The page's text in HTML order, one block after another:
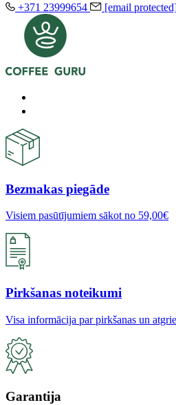
+371 23999654
[email
Bezmakas piegāde
Visiem pasūtījumiem sākot no 59,00€
Pirkšanas noteikumi
Visa informācija par pirkšanas un
Garantija